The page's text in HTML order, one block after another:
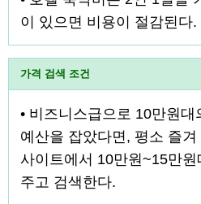
이 있으면 비용이 절감된다.
가격 검색 조건
• 비즈니스급으로 10만원
예산을 잡았다면, 평소 즐
사이트에서 10만원~15만
주고 검색한다.